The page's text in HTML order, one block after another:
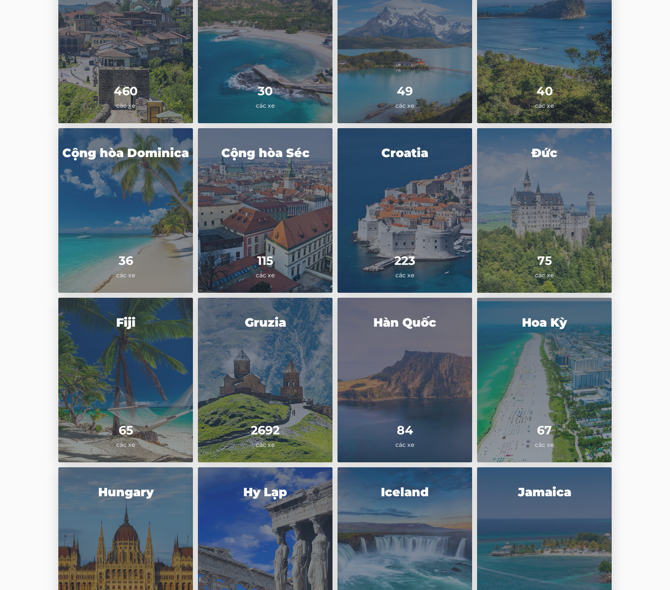
460
các xe
30
các xe
49
các xe
40
các xe
36
các xe
Cộng hòa Dominica
115
các xe
Cộng hòa Séc
223
các xe
Croatia
75
các xe
Đức
65
các xe
Fiji
2692
các xe
Gruzia
84
các xe
Hàn Quốc
67
các xe
Hoa Kỳ
Hungary Hy Lạp Iceland Jamaica